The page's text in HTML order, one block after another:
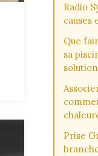
Radio
causes
Que
sa
Prise